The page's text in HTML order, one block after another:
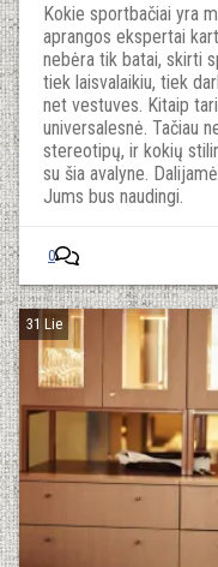
Kokie sportbačiai yra
aprangos ekspertai
nebėra tik batai, skirti
tiek laisvalaikiu, tiek
net vestuves. Kitaip
universalesnė. Tačiau
stereotipų, ir kokių
su šia avalyne.
Jums bus naudingi.
0
31 Lie